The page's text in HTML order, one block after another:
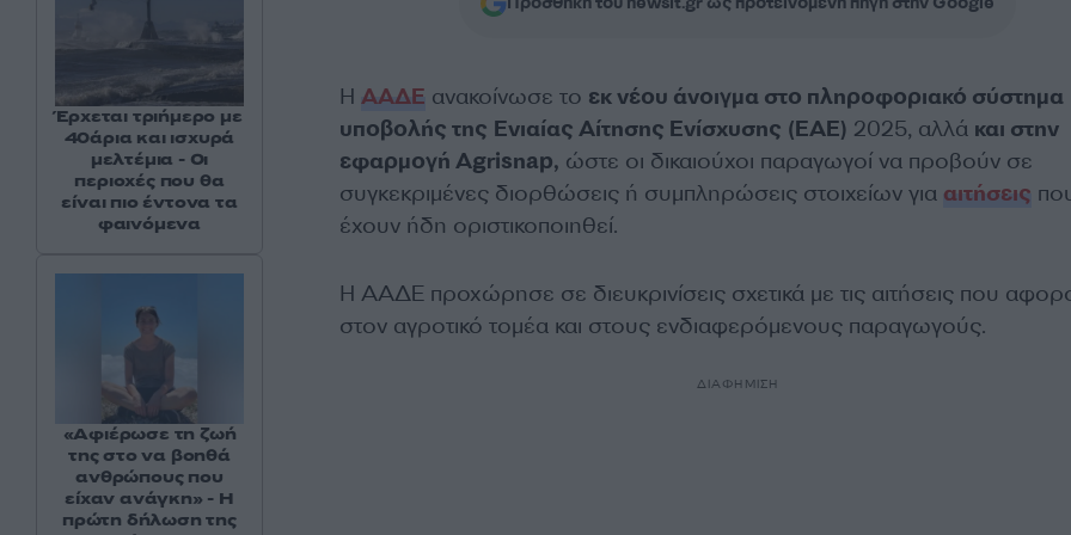
Η ΑΑΔΕ ανακοίνωσε το εκ νέου άνοιγμα στο πληροφοριακό σύστημα
υποβολής της Ενιαίας Αίτησης Ενίσχυσης (ΕΑΕ) 2025, αλλά και στην
εφαρμογή Agrisnap, ώστε οι δικαιούχοι παραγωγοί να προβούν σε
συγκεκριμένες διορθώσεις ή συμπληρώσεις στοιχείων για αιτήσεις
έχουν ήδη οριστικοποιηθεί.
Η ΑΑΔΕ προχώρησε σε διευκρινίσεις σχετικά με τις αιτήσεις που
στον αγροτικό τομέα και στους ενδιαφερόμενους παραγωγούς.
ΔΙΑΦΗΜΙΣΗ
Έρχεται τριήμερο με
40άρια και ισχυρά
μελτέμια - Οι
περιοχές που θα
είναι πιο έντονα τα
φαινόμενα
«Αφιέρωσε τη ζωή
της στο να βοηθά
ανθρώπους που
είχαν ανάγκη» - Η
πρώτη δήλωση της